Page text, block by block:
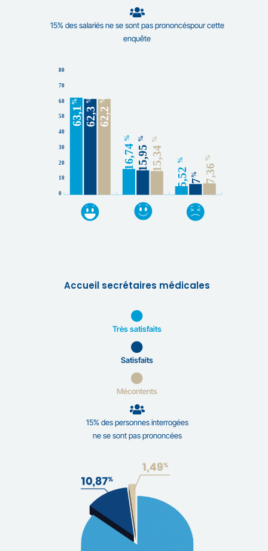
15% des salariés ne se sont pas prononcéspour cette
enquête
Accueil secrétaires médicales
Très satisfaits
Satisfaits
Mécontents
15% des personnes interrogées
ne se sont pas prononcées